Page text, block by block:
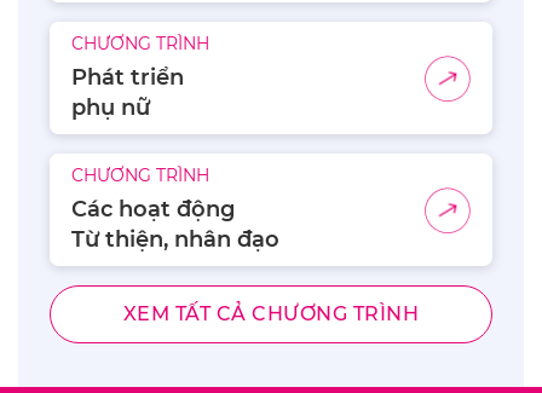
CHƯƠNG TRÌNH
Phát triển
phụ nữ
CHƯƠNG TRÌNH
Các hoạt động
Từ thiện, nhân đạo
XEM TẤT CẢ CHƯƠNG TRÌNH